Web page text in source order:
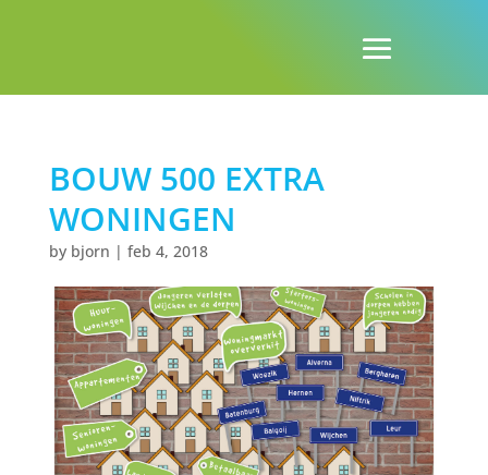
BOUW 500 EXTRA
WONINGEN
by bjorn | feb 4, 2018